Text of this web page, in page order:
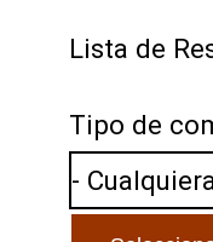
Lista de
Tipo de